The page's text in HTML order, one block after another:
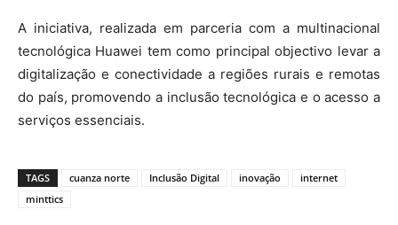
A iniciativa, realizada em parceria com a multinacional
tecnológica Huawei tem como principal objectivo levar a
digitalização e conectividade a regiões rurais e remotas
do país, promovendo a inclusão tecnológica e o acesso a
serviços essenciais.
TAGS cuanza norte Inclusão Digital inovação
internet
minttics